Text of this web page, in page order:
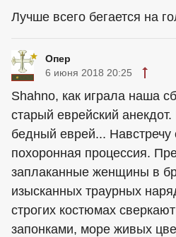
Лучше всего бегается на
Опер
6 июня 2018 20:25
Shahno, как играла наша
старый еврейский
бедный еврей... Навстречу
похоронная процессия.
заплаканные женщины в
изысканных траурных
строгих костюмах
запонками, море живых